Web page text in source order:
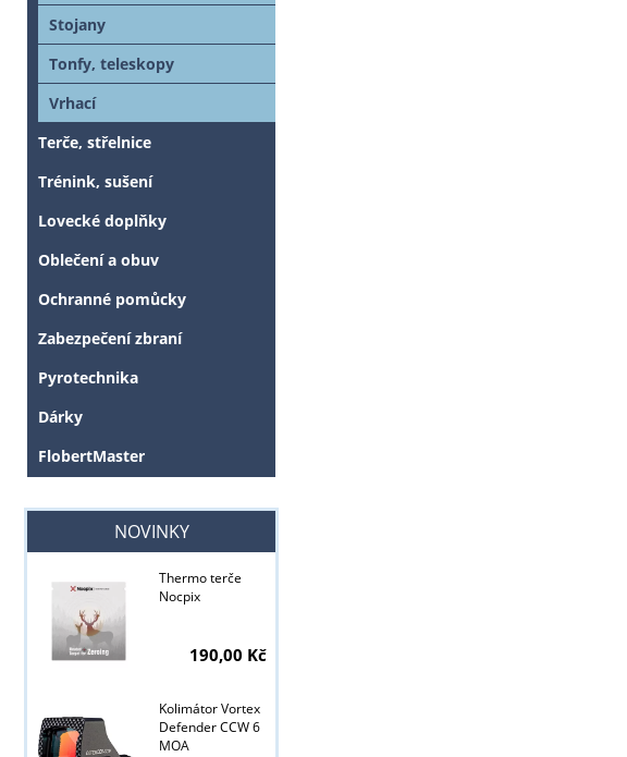
Stojany
Tonfy, teleskopy
Vrhací
Terče, střelnice
Trénink, sušení
Lovecké doplňky
Oblečení a obuv
Ochranné pomůcky
Zabezpečení zbraní
Pyrotechnika
Dárky
FlobertMaster
NOVINKY
Thermo terče
Nocpix
190,00 Kč
Kolimátor Vortex
Defender CCW 6
MOA